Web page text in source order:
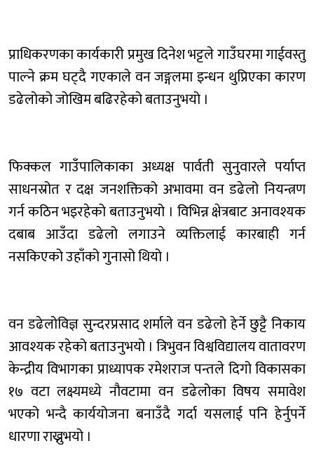
प्राधिकरणका कार्यकारी प्रमुख दिनेश भट्टले गाउँघरमा गाईवस्तु
पाल्ने क्रम घट्दै गएकाले वन जङ्गलमा इन्धन थुप्रिएका कारण
डढेलोको जोखिम बढिरहेको बताउनुभयो ।
फिक्कल गाउँपालिकाका अध्यक्ष पार्वती सुनुवारले पर्याप्त
साधनस्रोत र दक्ष जनशक्तिको अभावमा वन डढेलो नियन्त्रण
गर्न कठिन भइरहेको बताउनुभयो । विभिन्न क्षेत्रबाट अनावश्यक
दबाब आउँदा डढेलो लगाउने व्यक्तिलाई कारबाही गर्न
नसकिएको उहाँको गुनासो थियो ।
वन डढेलोविज्ञ सुन्दरप्रसाद शर्माले वन डढेलो हेर्ने छुट्टै निकाय
आवश्यक रहेको बताउनुभयो । त्रिभुवन विश्वविद्यालय वातावरण
केन्द्रीय विभागका प्राध्यापक रमेशराज पन्तले दिगो विकासका
१७ वटा लक्ष्यमध्ये नौवटामा वन डढेलोका विषय समावेश
भएको भन्दै कार्ययोजना बनाउँदै गर्दा यसलाई पनि हेर्नुपर्ने
धारणा राख्नुभयो ।